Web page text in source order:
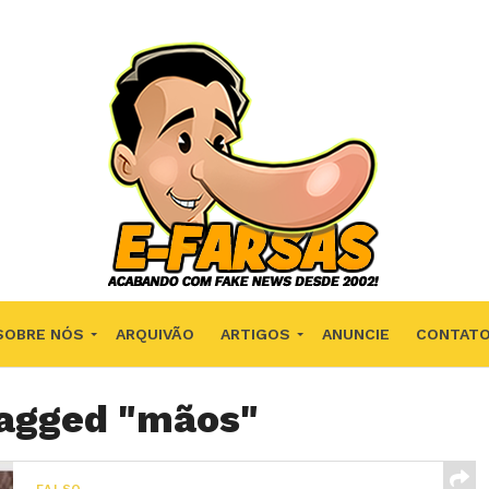
NÓS ARQUIVÃO ARTIGOS ANUNCIE CONTATO
"mãos"